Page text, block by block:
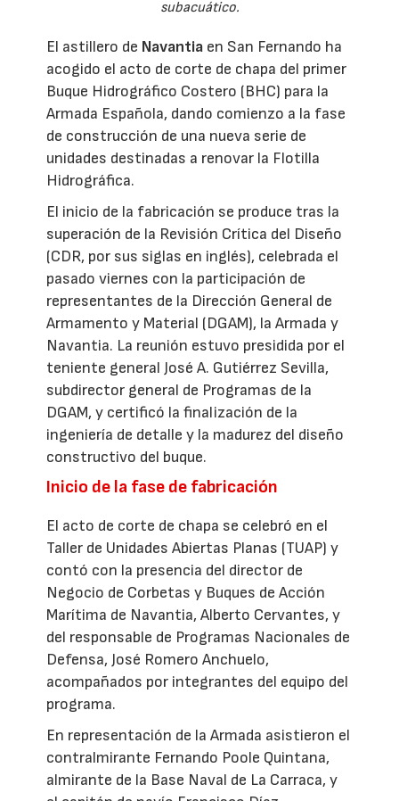
subacuático.
El astillero de Navantia en San Fernando ha
acogido el acto de corte de chapa del primer
Buque Hidrográfico Costero (BHC) para la
Armada Española, dando comienzo a la fase
de construcción de una nueva serie de
unidades destinadas a renovar la Flotilla
Hidrográfica.
El inicio de la fabricación se produce tras la
superación de la Revisión Crítica del Diseño
(CDR, por sus siglas en inglés), celebrada el
pasado viernes con la participación de
representantes de la Dirección General de
Armamento y Material (DGAM), la Armada y
Navantia. La reunión estuvo presidida por el
teniente general José A. Gutiérrez Sevilla,
subdirector general de Programas de la
DGAM, y certificó la finalización de la
ingeniería de detalle y la madurez del diseño
constructivo del buque.
Inicio de la fase de fabricación
El acto de corte de chapa se celebró en el
Taller de Unidades Abiertas Planas (TUAP) y
contó con la presencia del director de
Negocio de Corbetas y Buques de Acción
Marítima de Navantia, Alberto Cervantes, y
del responsable de Programas Nacionales de
Defensa, José Romero Anchuelo,
acompañados por integrantes del equipo del
programa.
En representación de la Armada asistieron el
contralmirante Fernando Poole Quintana,
almirante de la Base Naval de La Carraca, y